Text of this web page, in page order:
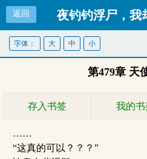
返回 夜钓钓浮尸，我
字体： 大 中 小
第479章 天
存入书签 我的书
……
“这真的可以？？？”